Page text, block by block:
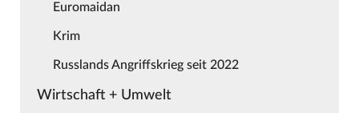
Euromaidan
Krim
Russlands Angriffskrieg seit 2022
Wirtschaft + Umwelt